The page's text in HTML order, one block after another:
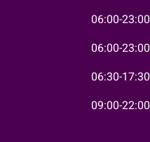
06:00-23:00
06:00-23:00
06:30-17:30
09:00-22:00